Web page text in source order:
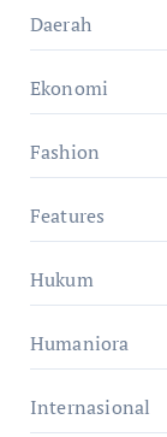
Daerah
Ekonomi
Fashion
Features
Hukum
Humaniora
Internasional